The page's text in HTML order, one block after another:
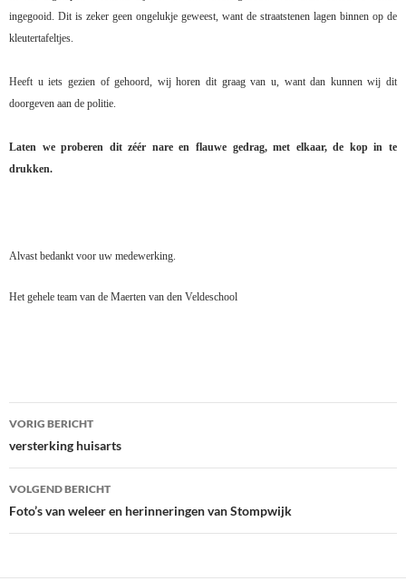
ingegooid. Dit is zeker geen ongelukje geweest, want de straatstenen lagen binnen op de
kleutertafeltjes.
Heeft u iets gezien of gehoord, wij horen dit graag van u, want dan kunnen wij dit
doorgeven aan de politie.
Laten we proberen dit zéér nare en flauwe gedrag, met elkaar, de kop in te
drukken.
Alvast bedankt voor uw medewerking.
Het gehele team van de Maerten van den Veldeschool
Bericht
navigatie
VORIG BERICHT
versterking huisarts
VOLGEND BERICHT
Foto’s van weleer en herinneringen van Stompwijk